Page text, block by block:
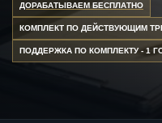
ДОРАБАТЫВАЕМ БЕСПЛАТНО
КОМПЛЕКТ ПО ДЕЙСТВУЮЩИМ
ПОДДЕРЖКА ПО КОМПЛЕКТУ - 1